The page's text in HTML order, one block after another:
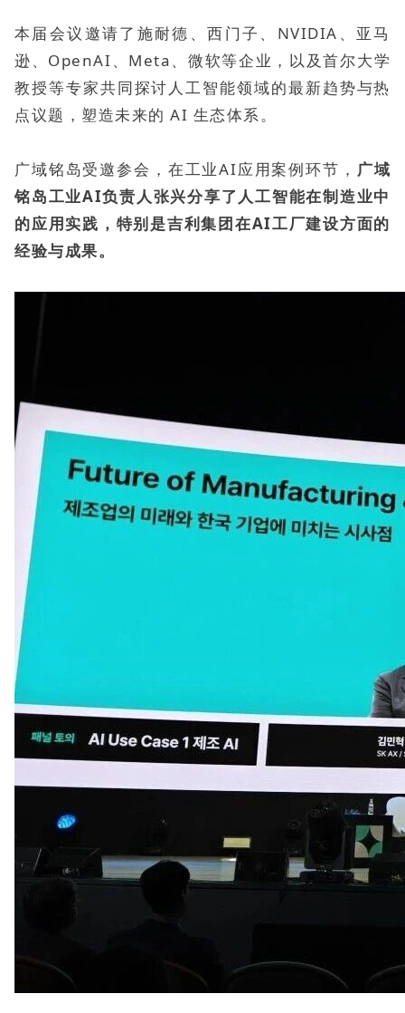
本届会议邀请了施耐德、西门子、NVIDIA、亚马
逊、OpenAI、Meta、微软等企业，以及首尔大学
教授等专家共同探讨人工智能领域的最新趋势与热
点议题，塑造未来的 AI 生态体系。
广域铭岛受邀参会，在工业AI应用案例环节， 广域
铭岛工业AI负责人张兴分享了人工智能在制造业中
的应用实践，特别是吉利集团在AI工厂建设方面的
经验与成果。